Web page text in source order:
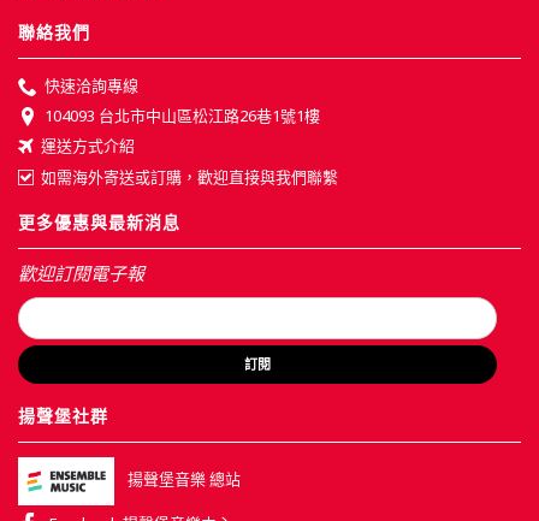
聯絡我們
快速洽詢專線
104093 台北市中山區松江路26巷1號1樓
運送方式介紹
如需海外寄送或訂購，歡迎直接與我們聯繫
更多優惠與最新消息
歡迎訂閱電子報
訂閱
揚聲堡社群
揚聲堡音樂 總站